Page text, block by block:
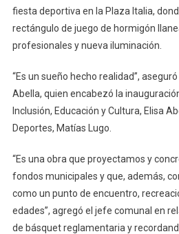
fiesta deportiva en la Plaza Italia,
rectángulo de juego de hormigón
profesionales y nueva iluminación.
“Es un sueño hecho realidad”,
Abella, quien encabezó la
Inclusión, Educación y Cultura, Elisa
Deportes, Matías Lugo.
“Es una obra que proyectamos y
fondos municipales y que, además,
como un punto de encuentro,
edades”, agregó el jefe comunal en
de básquet reglamentaria y